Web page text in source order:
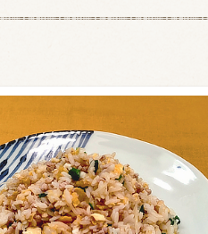
その他
ハイボール（ウイスキー）